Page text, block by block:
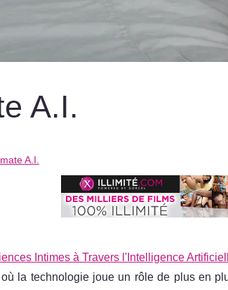
A.I.
A.I.
Intimes à Travers l'Intelligence
la technologie joue un rôle de plus en